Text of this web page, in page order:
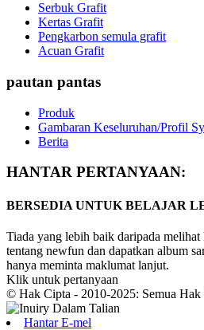
Serbuk Grafit
Kertas Grafit
Pengkarbon semula grafit
Acuan Grafit
pautan pantas
Produk
Gambaran Keseluruhan/Profil
Berita
HANTAR PERTANYAAN:
BERSEDIA UNTUK BELAJAR
Tiada yang lebih baik daripada
tentang newfun dan dapatkan album
hanya meminta maklumat lanjut.
Klik untuk pertanyaan
© Hak Cipta - 2010-2025: Semua Hak
Hantar E-mel